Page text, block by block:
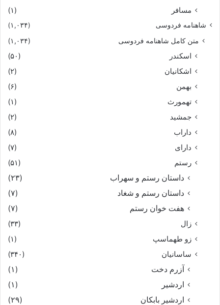
مسافر
(۱)
شاهنامه فردوسی (۱,۰۳۴)
متن کامل شاهنامه فردوسی (۱,۰۳۴)
اسکندر
(۵۰)
اشکانیان
(۲)
بهمن
(۶)
تهمورث
(۱)
جمشید
(۲)
داراب
(۸)
دارای
(۷)
رستم
(۵۱)
داستان رستم و سهراب
(۲۳)
داستان رستم و شغاد
(۷)
هفت خوان رستم‏
(۷)
زال
(۳۳)
زو طهماسپ‏
(۱)
ساسانیان
(۳۴۰)
آزرم دخت
(۱)
اردشیر
(۱)
اردشیر بابکان
(۲۹)